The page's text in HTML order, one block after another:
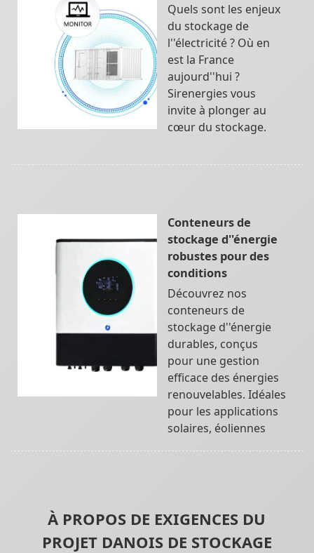
Quels sont les enjeux
du stockage de
l''électricité ? Où en
est la France
aujourd''hui ?
Sirenergies vous
invite à plonger au
cœur du stockage.
Conteneurs de
stockage d''énergie
robustes pour des
conditions
Découvrez nos
conteneurs de
stockage d''énergie
durables, conçus
pour une gestion
efficace des énergies
renouvelables. Idéales
pour les applications
solaires, éoliennes
À PROPOS DE EXIGENCES DU
PROJET DANOIS DE STOCKAGE